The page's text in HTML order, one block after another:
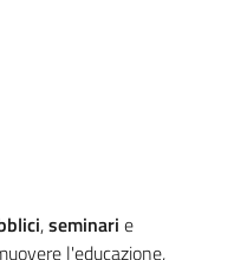
,seminari e
l'educazione,